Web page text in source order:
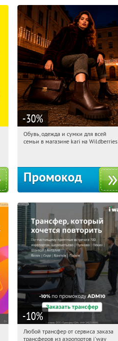
-30%
11:56:47 Получили:
Обувь, одежда и сумки для всей
семьи в магазине kari на Wildberries
Промокод
-10%
11:56:47
Получи первым!
Любой трансфер от сервиса заказа
трансферов из аэропортов i'way